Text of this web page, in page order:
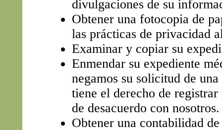
divulgaciones de su
Obtener una fotocopia de
las prácticas de privacidad
Examinar y copiar su
Enmendar su expediente
negamos su solicitud de
tiene el derecho de
de desacuerdo con nosotros.
Obtener una contabilidad